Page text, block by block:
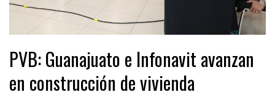
PVB: Guanajuato e Infonavit avanzan
en construcción de vivienda